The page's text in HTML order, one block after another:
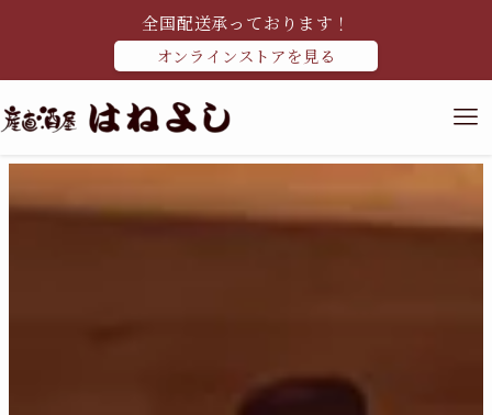
全国配送承っております！
オンラインストアを見る